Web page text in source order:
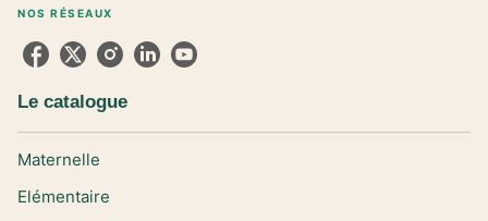
NOS RÉSEAUX
Le catalogue
Maternelle
Elémentaire